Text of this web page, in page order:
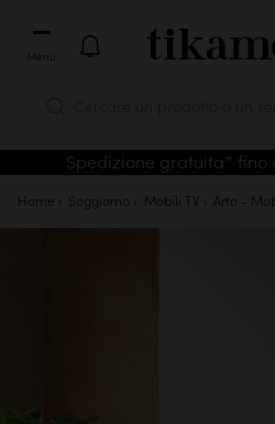
Menu
Spedizione gratuita* fino
Home Soggiorno Mobili TV Arto -